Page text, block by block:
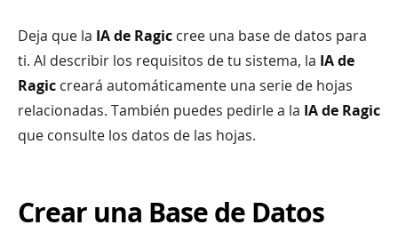
Deja que la IA de Ragic cree una base de datos para
ti. Al describir los requisitos de tu sistema, la IA de
Ragic creará automáticamente una serie de hojas
relacionadas. También puedes pedirle a la IA de Ragic
que consulte los datos de las hojas.
Crear una Base de Datos